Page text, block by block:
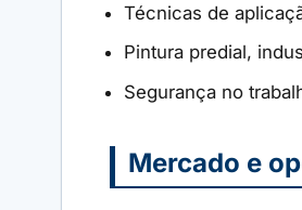
Técnicas de
Pintura predial,
Segurança no
Mercado e